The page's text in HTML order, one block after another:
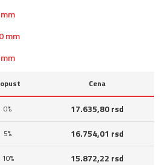
mm
Cena
0%
17.635,80 rsd
5%
16.754,01 rsd
10% 15.872,22 rsd